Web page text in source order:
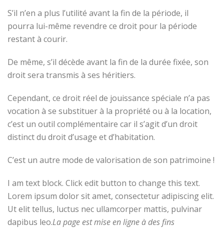
S’il n’en a plus l’utilité avant la fin de la période, il
pourra lui-même revendre ce droit pour la période
restant à courir.
De même, s’il décède avant la fin de la durée fixée, son
droit sera transmis à ses héritiers.
Cependant, ce droit réel de jouissance spéciale n’a pas
vocation à se substituer à la propriété ou à la location,
c’est un outil complémentaire car il s’agit d’un droit
distinct du droit d’usage et d’habitation.
C’est un autre mode de valorisation de son patrimoine !
I am text block. Click edit button to change this text.
Lorem ipsum dolor sit amet, consectetur adipiscing elit.
Ut elit tellus, luctus nec ullamcorper mattis, pulvinar
dapibus leo.La page est mise en ligne à des fins